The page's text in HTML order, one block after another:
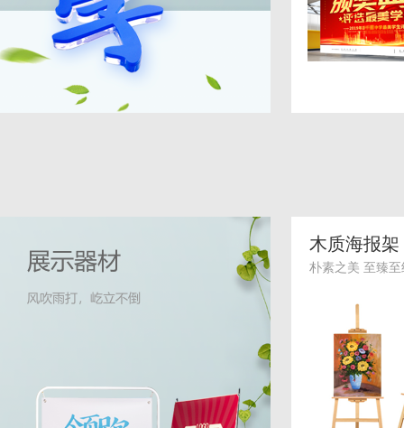
木质海报架
朴素之美 至臻至